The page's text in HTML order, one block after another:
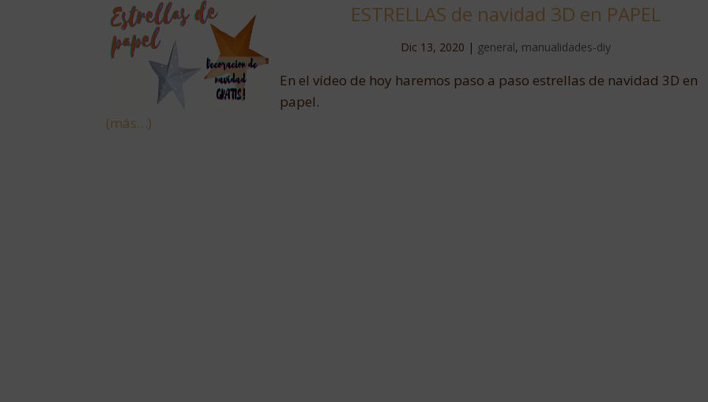
ESTRELLAS de navidad 3D en PAPEL
Dic 13, 2020 | general, manualidades-diy
En el vídeo de hoy haremos paso a paso estrellas de navidad 3D en
papel.
(más…)